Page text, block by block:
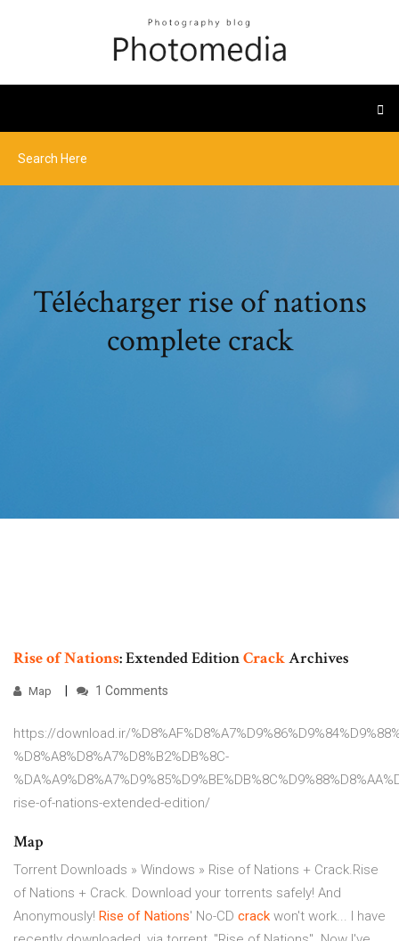
Télécharger rise of nations
complete crack
RiseofNations: Extended EditionCrackArchives
Map 1 Comments
https://download.ir/
%D8%A8%D8%A7%D8%B2%DB%8C-
rise-of-nations-extended-edition/
Map
Torrent Downloads » Windows » Rise of Nations + Crack.Rise
of Nations + Crack. Download your torrents safely! And
Anonymously! Rise of Nations' No-CD crack won't work... I have